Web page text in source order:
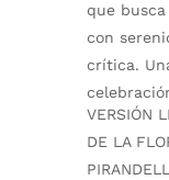
que
con
crítica.
VERSIÓN
DE LA